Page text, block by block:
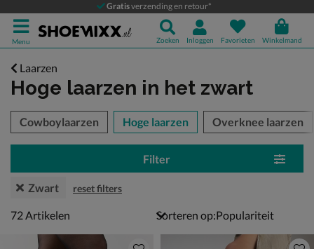
Gratisverzending en retour*
Menu Zoeken Inloggen Favorieten Winkelmand
Laarzen
Hoge laarzen in het zwart
over
Cowboylaarzen Hoge laarzen Overknee laarzen
Filter
Zwart reset filters
72 artikelen
72Artikelen Sorteren op: